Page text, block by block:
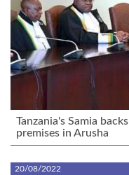
Tanzania's Samia
premises in Arusha
20/08/2022